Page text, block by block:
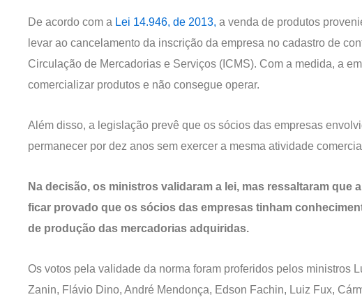
De acordo com a Lei 14.946, de 2013, a venda de produtos
levar ao cancelamento da inscrição da empresa no cadastro de
Circulação de Mercadorias e Serviços (ICMS). Com a medida, a
comercializar produtos e não consegue operar.
Além disso, a legislação prevê que os sócios das empresas
permanecer por dez anos sem exercer a mesma atividade
Na decisão, os ministros validaram a lei, mas ressaltaram que
ficar provado que os sócios das empresas tinham
de produção das mercadorias adquiridas.
Os votos pela validade da norma foram proferidos pelos ministros
Zanin, Flávio Dino, André Mendonça, Edson Fachin, Luiz Fux,